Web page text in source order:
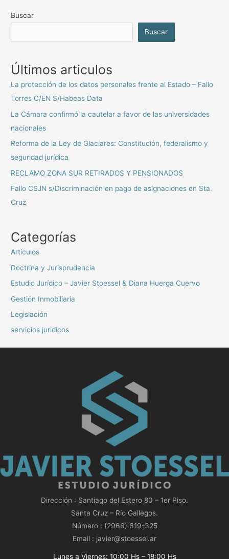
Buscar
Buscar
Últimos articulos
La protección de los datos personales frente al Estado – Fallo
Torres C/EN S/Habeas Data
La Cámara confirmó la cautelar a favor de las universidades
nacionales
Reforma de la Ley de Glaciares: Constitución, federalismo y
seguridad jurídica
RECLAMO ZONA SUR RETIRADOS Y PENSIONADOS
Fallo CSJN s/Discriminación en pago de asignaciones en Sta.
Cruz
Categorías
Articulos
Doctrina y Jurisprudencia
Estudio Jurídico – Javier Stoessel & Diana Huerga Cuervo
Gestión Inmobiliaria
Legislación
servicios juridicos
Dirección : Santiago del Estero 80 – 1er Piso.
Santa Cruz – Río Gallegos.
Número : (2966) 619-325
Email : javier@stoessel.ar
Lunes a Viernes: 10:00 Hs – 18:00 Hs